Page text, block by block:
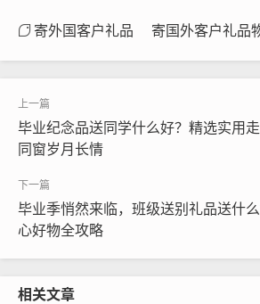
寄外国客户礼品 寄国外客户礼品
毕业纪念品送同学什么好？精选实用
同窗岁月长情
毕业季悄然来临，班级送别礼品送什
心好物全攻略
相关文章